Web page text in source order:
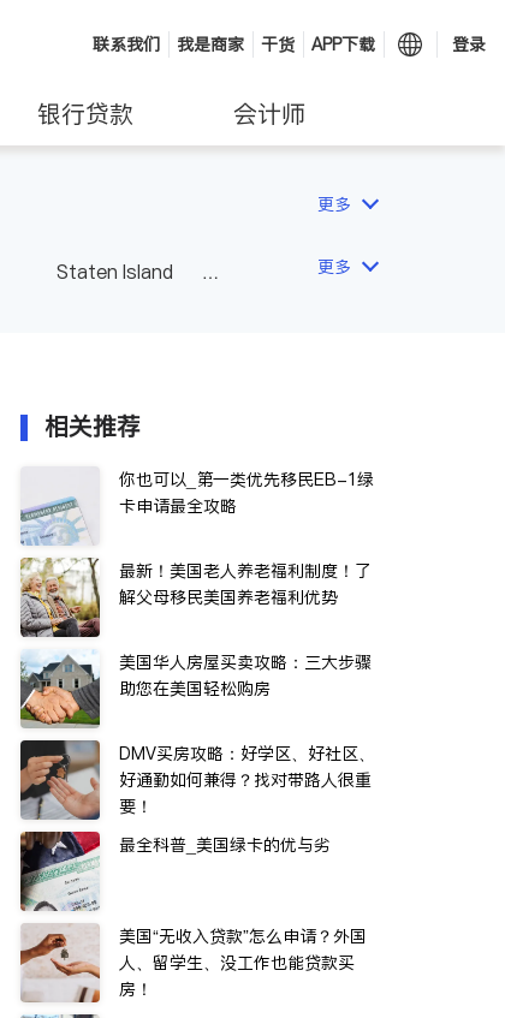
联系我们 我是商家 干货 APP下载 登录
银行贷款 会计师
更多
Staten Island
更多
相关推荐
你也可以_第一类优先移民EB-1绿
卡申请最全攻略
最新！美国老人养老福利制度！了
解父母移民美国养老福利优势
美国华人房屋买卖攻略：三大步骤
助您在美国轻松购房
DMV买房攻略：好学区、好社区、
好通勤如何兼得？找对带路人很重
要！
最全科普_美国绿卡的优与劣
美国“无收入贷款”怎么申请？外国
人、留学生、没工作也能贷款买
房！